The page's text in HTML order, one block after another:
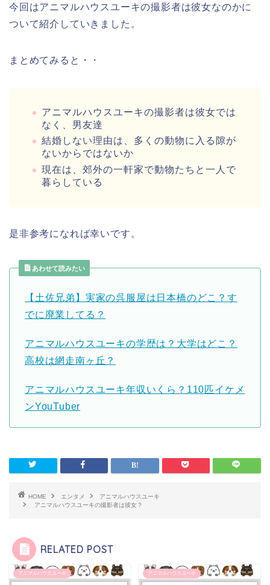
今回はアニマルハウスユーキの撮影者は彼女なのかに
ついて紹介していきました。
まとめてみると・・
アニマルハウスユーキの撮影者は彼女では
なく、男友達
結婚しない理由は、多くの動物に入る隙が
ないからではないか
現在は、郊外の一軒家で動物たちと一人で
暮らしている
是非参考になれば幸いです。
あわせて読みたい
【土佐兄弟】実家の呉服屋は日本橋のどこ？す
でに廃業してる？
アニマルハウスユーキの学歴は？大学はどこ？
高校は網走南ヶ丘？
アニマルハウスユーキ年収いくら？110匹イケメ
ンYouTuber
HOME エンタメ
アニマルハウスユーキ
アニマルハウスユーキの撮影者は彼女？
RELATED POST
アニマルハウスユーキ アニマルハウスユーキ